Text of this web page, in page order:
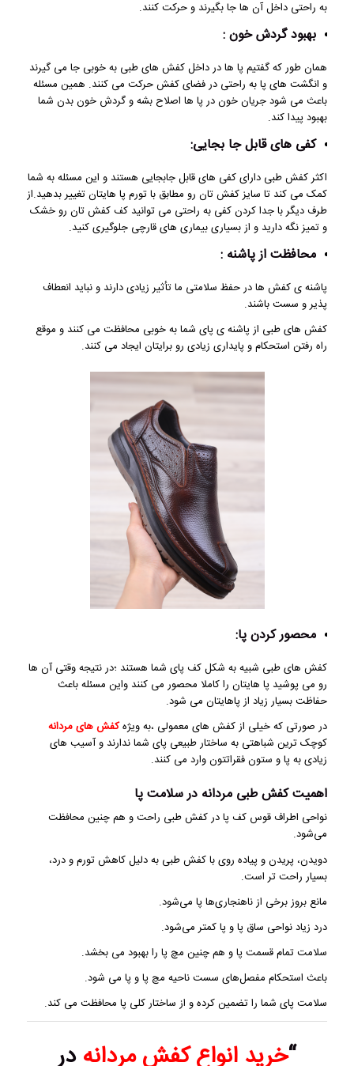
به راحتی داخل آن ها جا بگیرند و حرکت کنند.
بهبود گردش خون :
همان طور که گفتیم پا ها در داخل کفش های طبی به خوبی جا می گیرند
و انگشت های پا به راحتی در فضای کفش حرکت می کنند. همین مسئله
باعث می شود جریان خون در پا ها اصلاح بشه و گردش خون بدن شما
بهبود پیدا کند.
کفی های قابل جا بجایی:
اکثر کفش طبی دارای کفی های قابل جابجایی هستند و این مسئله به شما
کمک می کند تا سایز کفش تان رو مطابق با تورم پا هایتان تغییر بدهید.از
طرف دیگر با جدا کردن کفی به راحتی می توانید کف کفش تان رو خشک
و تمیز نگه دارید و از بسیاری بیماری های قارچی جلوگیری کنید.
محافظت از پاشنه :
پاشنه ی کفش ها در حفظ سلامتی ما تأثیر زیادی دارند و نباید انعطاف
پذیر و سست باشند.
کفش های طبی از پاشنه ی پای شما به خوبی محافظت می کنند و موقع
راه رفتن استحکام و پایداری زیادی رو برایتان ایجاد می کنند.
محصور کردن پا:
کفش های طبی شبیه به شکل کف پای شما هستند ؛در نتیجه وقتی آن ها
رو می پوشید پا هایتان را کاملا محصور می کنند واین مسئله باعث
حفاظت بسیار زیاد از پاهایتان می شود.
در صورتی که خیلی از کفش های معمولی ،به ویژهکفش های مردانه
کوچک ترین شباهتی به ساختار طبیعی پای شما ندارند و آسیب های
زیادی به پا و ستون فقراتتون وارد می کنند.
اهمیت کفش طبی مردانه در سلامت پا
نواحی اطراف قوس کف ‌پا در کفش طبی راحت و هم‌ چنین محافظت
می‌شود.
دویدن، پریدن و پیاده‌ روی با کفش طبی به ‌دلیل کاهش تورم و درد،
بسیار راحت ‌تر است.
مانع بروز برخی از ناهنجاری‌ها پا می‌شود.
درد زیاد نواحی ساق ‌پا و پا کمتر می‌شود.
سلامت تمام قسمت پا و هم‌ چنین مچ‌ پا را بهبود می ‌بخشد.
باعث استحکام مفصل‌های سست ناحیه مچ ‌پا و پا می‌ شود.
سلامت پای شما را تضمین کرده و از ساختار کلی پا محافظت می‌ کند.
“خرید انواع کفش مردانهدر